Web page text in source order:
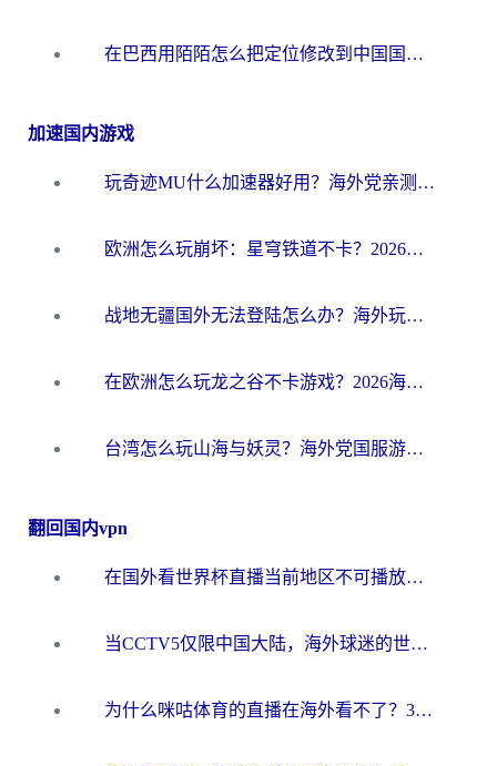
在巴西用陌陌怎么把定位修改到中国国内？海外党必看的回国加速全攻略
加速国内游戏
玩奇迹MU什么加速器好用？海外党亲测：这款加速器让你告别延迟卡顿！
欧洲怎么玩崩坏：星穹铁道不卡？2026海外玩家国服游戏加速器终极攻略
战地无疆国外无法登陆怎么办？海外玩家国服畅玩终极指南（附欧服魔兽EVE加速方案）
在欧洲怎么玩龙之谷不卡游戏？2026海外党国服游戏加速全攻略
台湾怎么玩山海与妖灵？海外党国服游戏加速全攻略，告别延迟卡顿
翻回国内vpn
在国外看世界杯直播当前地区不可播放？海外党必看的回国加速全攻略
当CCTV5仅限中国大陆，海外球迷的世界杯狂欢如何继续？
为什么咪咕体育的直播在海外看不了？3步解决海外看世界杯+抖音地区限制难题